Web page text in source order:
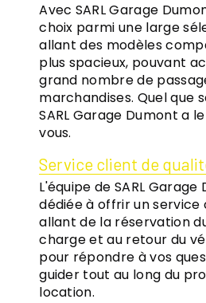
Avec SARL Garage
choix parmi une large
allant des modèles
plus spacieux, pouvant
grand nombre de
marchandises. Quel que
SARL Garage Dumont a
vous.
Service client de
L'équipe de SARL
dédiée à offrir un service
allant de la réservation
charge et au retour du
pour répondre à vos
guider tout au long du
location.